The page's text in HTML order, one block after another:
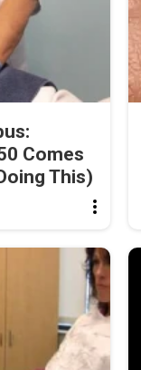
Comes
This)